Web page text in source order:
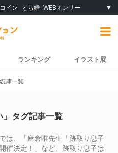
イン とら婚 WEBオンリー ▼
ランキング イラスト展
記事一覧
」タグ記事一覧
は、「麻倉唯先生「跡取り息子
催決定！」など、跡取り息子は